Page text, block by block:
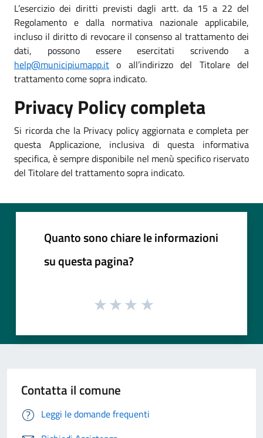
L’esercizio dei diritti previsti dagli artt. da 15 a 22 del
Regolamento e dalla normativa nazionale applicabile,
incluso il diritto di revocare il consenso al trattamento dei
dati, possono essere esercitati scrivendo a
help@municipiumapp.it o all’indirizzo del Titolare del
trattamento come sopra indicato.
Privacy Policy completa
Si ricorda che la Privacy policy aggiornata e completa per
questa Applicazione, inclusiva di questa informativa
specifica, è sempre disponibile nel menù specifico riservato
del Titolare del trattamento sopra indicato.
Quanto sono chiare le informazioni
su questa pagina?
Contatta il comune
Leggi le domande frequenti